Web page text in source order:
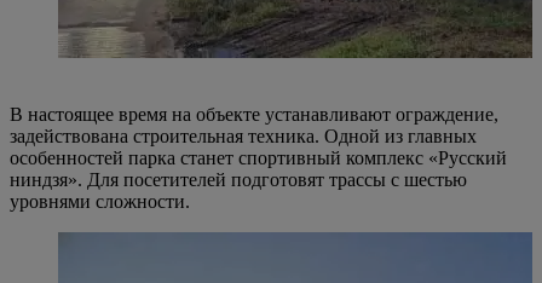
В настоящее время на объекте устанавливают ограждение,
задействована строительная техника. Одной из главных
особенностей парка станет спортивный комплекс «Русский
ниндзя». Для посетителей подготовят трассы с шестью
уровнями сложности.